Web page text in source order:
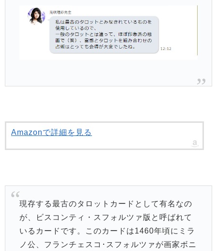
Amazonで詳細を見る
現存する最古のタロットカードとして有名なの
が、ビスコンティ・スフォルツァ版と呼ばれて
いるカードです。このカードは1460年頃にミラ
ノ公、フランチェスコ･スフォルツァが画家ボニ